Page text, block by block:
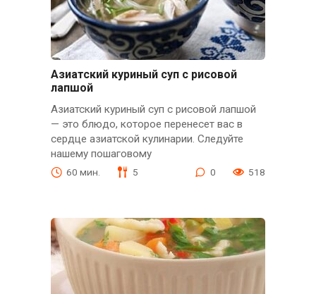
Азиатский куриный суп с рисовой
лапшой
Азиатский куриный суп с рисовой лапшой
— это блюдо, которое перенесет вас в
сердце азиатской кулинарии. Следуйте
нашему пошаговому
60 мин. 5 0 518